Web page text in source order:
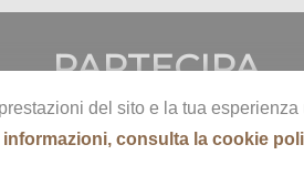
PARTECIPA
piccola testimonianza
realizzato - i luoghi e gli
del sito e la tua
informazioni, consulta la cookie